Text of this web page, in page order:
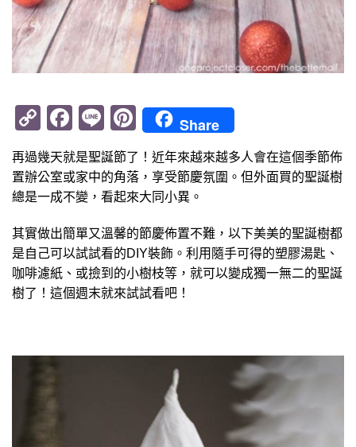
Copy
Link
Facebook
LinePinterest
Share
再過幾天就是聖誕節了！近年來越來越多人會在這個季節佈
置辦公室或家中的角落，享受節慶氛圍。但外面買的聖誕樹
總是一成不變，看起來大同小異。
其實做出簡單又溫馨的節慶佈置不難，以下美美的聖誕樹都
是自己可以試試看的DIY裝飾。利用隨手可得的塑膠湯匙、
咖啡濾紙、或撿到的小樹枝等，就可以變成獨一無二的聖誕
樹了！這個週末就來試試看吧！